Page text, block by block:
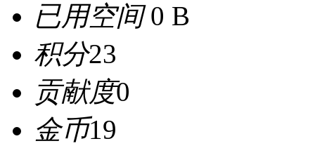
已用空间0 B
积分23
贡献度0
金币19